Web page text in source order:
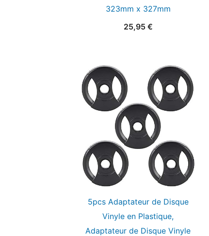
323mm x 327mm
25,95 €
5pcs Adaptateur de Disque
Vinyle en Plastique,
Adaptateur de Disque Vinyle